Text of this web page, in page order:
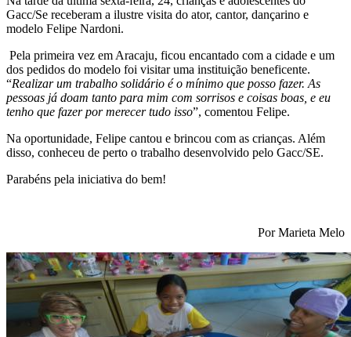
Gacc/Se receberam a ilustre visita do ator, cantor, dançarino e
modelo Felipe Nardoni.
Pela primeira vez em Aracaju, ficou encantado com a cidade e um
dos pedidos do modelo foi visitar uma instituição beneficente.
“Realizar um trabalho solidário é o mínimo que posso fazer. As
pessoas já doam tanto para mim com sorrisos e coisas boas, e eu
tenho que fazer por merecer tudo isso”, comentou Felipe.
Na oportunidade, Felipe cantou e brincou com as crianças. Além
disso, conheceu de perto o trabalho desenvolvido pelo Gacc/SE.
Parabéns pela iniciativa do bem!
Por Marieta Melo